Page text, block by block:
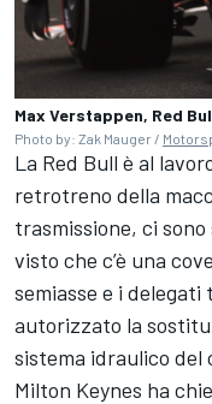
Max Verstappen, Red
Photo by: Zak Mauger /
La Red Bull è al
retrotreno della
trasmissione, ci
visto che c’è una
semiasse e i
autorizzato la
sistema idraulico del
Milton Keynes ha